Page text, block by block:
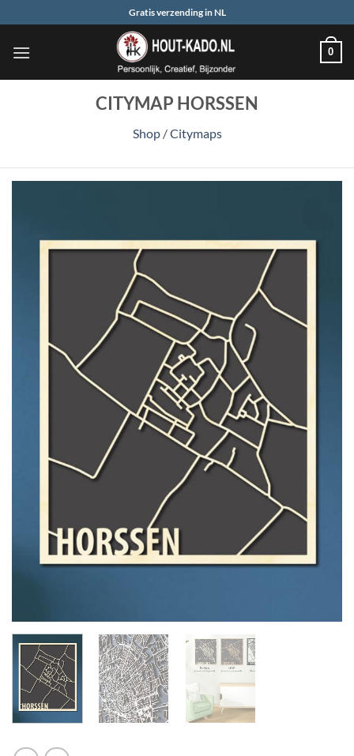
naar
inhoud
Gratis verzending in NL
0
CITYMAP HORSSEN
Shop /Citymaps